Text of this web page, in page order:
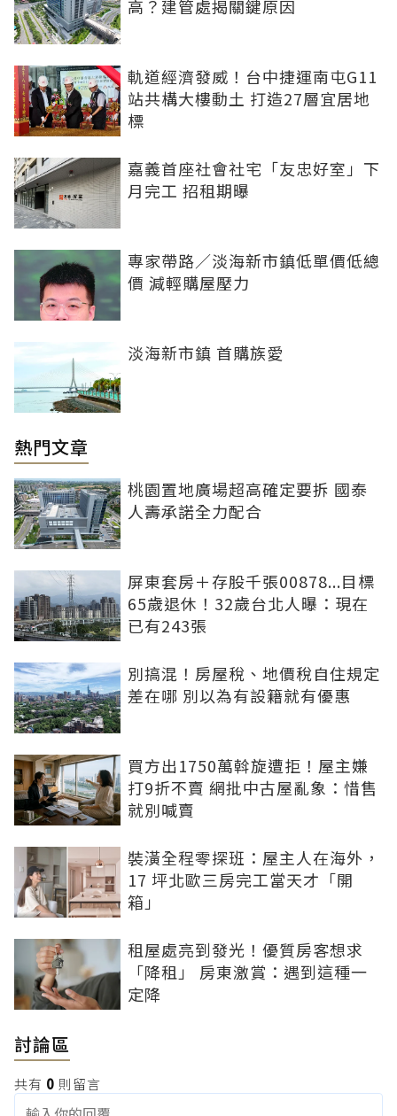
高？建管處揭關鍵原因
軌道經濟發威！台中捷運南屯G11
站共構大樓動土 打造27層宜居地
標
嘉義首座社會社宅「友忠好室」下
月完工 招租期曝
專家帶路／淡海新市鎮低單價低總
價 減輕購屋壓力
淡海新市鎮 首購族愛
熱門文章
桃園置地廣場超高確定要拆 國泰
人壽承諾全力配合
屏東套房＋存股千張00878...目標
65歲退休！32歲台北人曝：現在
已有243張
別搞混！房屋稅、地價稅自住規定
差在哪 別以為有設籍就有優惠
買方出1750萬斡旋遭拒！屋主嫌
打9折不賣 網批中古屋亂象：惜售
就別喊賣
裝潢全程零探班：屋主人在海外，
17 坪北歐三房完工當天才「開
箱」
租屋處亮到發光！優質房客想求
「降租」 房東激賞：遇到這種一
定降
討論區
共有 0 則留言